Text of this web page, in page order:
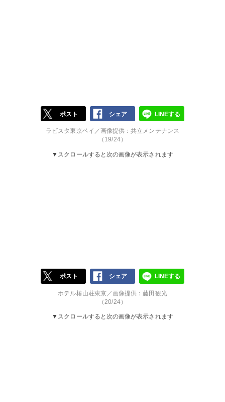
ポスト シェア LINEする
ラビスタ東京ベイ／画像提供：共立メンテナンス
（19/24）
▼スクロールすると次の画像が表示されます
ポスト シェア LINEする
ホテル椿山荘東京／画像提供：藤田観光
（20/24）
▼スクロールすると次の画像が表示されます